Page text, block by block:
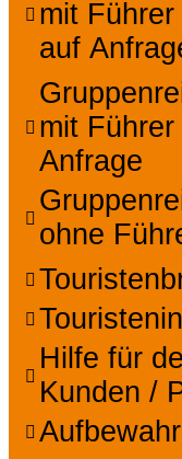
mit Führer
auf
mit Führer
Anfrage
ohne
Hilfe für
Kunden /